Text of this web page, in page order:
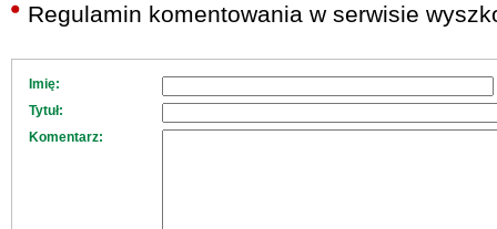
Regulamin komentowania w serwisie
Imię:
Tytuł:
Komentarz: